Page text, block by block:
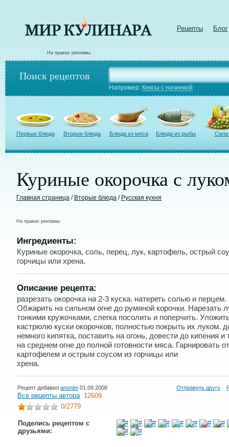
Рецепты Блог
На правах рекламы:
Поиск рецептов
Например: Кексы с начинкой
Первые блюда Вторые блюда Блюда из мяса Блюда из рыбы
Куриные окорочка с
Главная страница / Вторые блюда / Русская кухня
На правах рекламы:
Ингредиенты:
Куриные окорочка, соль, перец, лук, картофель, острый
горчицы или хрена.
Описание рецепта:
разрезать окорочка на 2-3 куска. натереть солью и перцем.
Обжарить на сильном огне до румяной корочки. Нарезать
тонкими кружочками, слегка посолить и поперчить.
кастрюлю куски окорочков, полностью покрыть их луком.
немного кипятка, поставить на огонь, довести до кипения и
на среднем огне до полной готовности мяса. Гарнировать
картофелем и острым соусом из горчицы или
хрена.
Рецепт добавил anonim 01.09.2008 Отправить другу
Все рецепты автора 12609
0/2779
Поделись рецептом с
друзьями: